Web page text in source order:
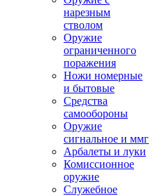
нарезным
стволом
Оружие
ограниченного
поражения
Ножи номерные
и бытовые
Средства
самообороны
Оружие
сигнальное и ммг
Арбалеты и луки
Комиссионное
оружие
Служебное